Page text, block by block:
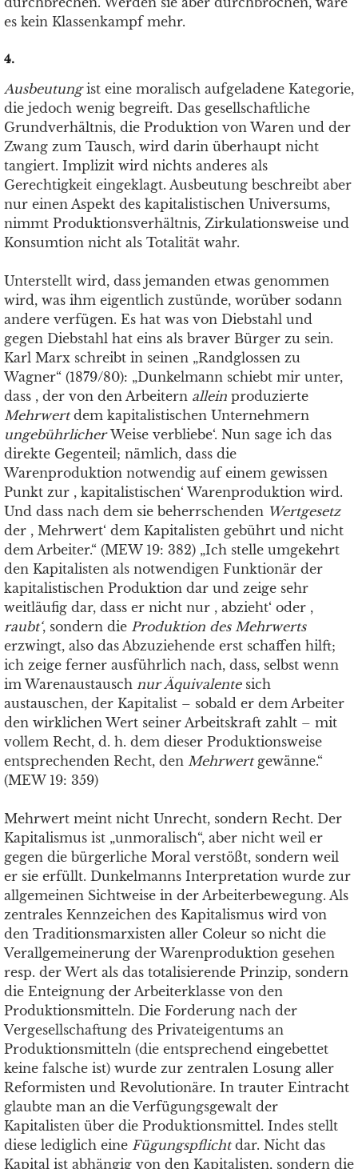
es kein Klassenkampf mehr.
4.
Ausbeutungist eine moralisch aufgeladene Kategorie,
die jedoch wenig begreift. Das gesellschaftliche
Grundverhältnis, die Produktion von Waren und der
Zwang zum Tausch, wird darin überhaupt nicht
tangiert. Implizit wird nichts anderes als
Gerechtigkeit eingeklagt. Ausbeutung beschreibt aber
nur einen Aspekt des kapitalistischen Universums,
nimmt Produktionsverhältnis, Zirkulationsweise und
Konsumtion nicht als Totalität wahr.
Unterstellt wird, dass jemanden etwas genommen
wird, was ihm eigentlich zustünde, worüber sodann
andere verfügen. Es hat was von Diebstahl und
gegen Diebstahl hat eins als braver Bürger zu sein.
Karl Marx schreibt in seinen „Randglossen zu
Wagner“ (1879/80): „Dunkelmann schiebt mir unter,
dass , der von den Arbeitern allein produzierte
Mehrwertdem kapitalistischen Unternehmern
ungebührlicherWeise verbliebe‘. Nun sage ich das
direkte Gegenteil; nämlich, dass die
Warenproduktion notwendig auf einem gewissen
Punkt zur , kapitalistischen‘ Warenproduktion wird.
Und dass nach dem sie beherrschenden Wertgesetz
der , Mehrwert‘ dem Kapitalisten gebührt und nicht
dem Arbeiter.“ (MEW 19: 382) „Ich stelle umgekehrt
den Kapitalisten als notwendigen Funktionär der
kapitalistischen Produktion dar und zeige sehr
weitläufig dar, dass er nicht nur , abzieht‘ oder ,
raubt‘, sondern die Produktion des Mehrwerts
erzwingt, also das Abzuziehende erst schaffen hilft;
ich zeige ferner ausführlich nach, dass, selbst wenn
im Warenaustausch nur Äquivalente sich
austauschen, der Kapitalist – sobald er dem Arbeiter
den wirklichen Wert seiner Arbeitskraft zahlt – mit
vollem Recht, d. h. dem dieser Produktionsweise
entsprechenden Recht, den Mehrwert gewänne.“
(MEW 19: 359)
Mehrwert meint nicht Unrecht, sondern Recht. Der
Kapitalismus ist „unmoralisch“, aber nicht weil er
gegen die bürgerliche Moral verstößt, sondern weil
er sie erfüllt. Dunkelmanns Interpretation wurde zur
allgemeinen Sichtweise in der Arbeiterbewegung. Als
zentrales Kennzeichen des Kapitalismus wird von
den Traditionsmarxisten aller Coleur so nicht die
Verallgemeinerung der Warenproduktion gesehen
resp. der Wert als das totalisierende Prinzip, sondern
die Enteignung der Arbeiterklasse von den
Produktionsmitteln. Die Forderung nach der
Vergesellschaftung des Privateigentums an
Produktionsmitteln (die entsprechend eingebettet
keine falsche ist) wurde zur zentralen Losung aller
Reformisten und Revolutionäre. In trauter Eintracht
glaubte man an die Verfügungsgewalt der
Kapitalisten über die Produktionsmittel. Indes stellt
diese lediglich eine Fügungspflichtdar. Nicht das
Kapital ist abhängig von den Kapitalisten, sondern die